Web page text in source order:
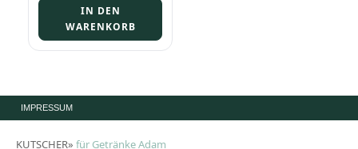
20/0,5
BV
Menge
IN DEN
WARENKORB
IMPRESSUM
KUTSCHER» für Getränke Adam